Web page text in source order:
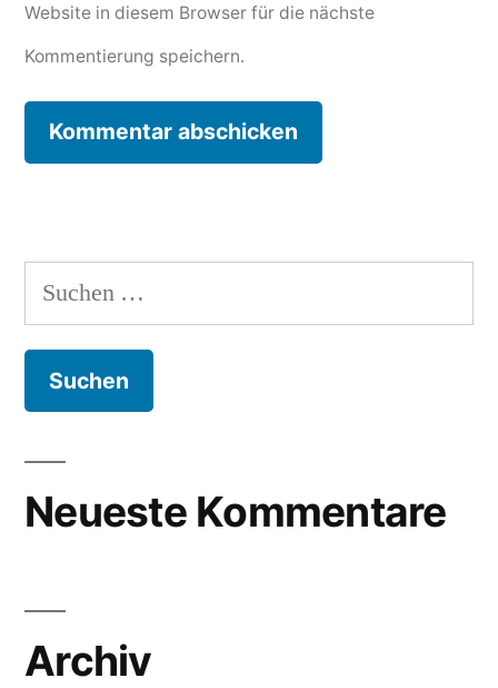
Website in diesem Browser für die nächste
Kommentierung speichern.
Suche
nach:
Neueste Kommentare
Archiv